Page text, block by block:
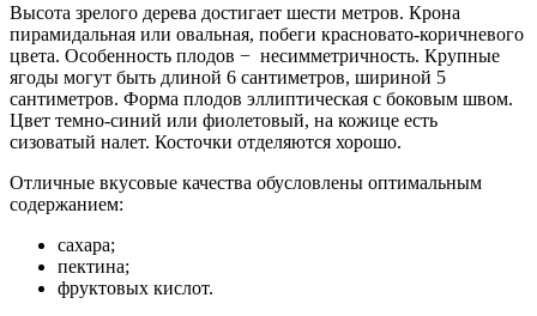
Высота зрелого дерева достигает шести метров. Крона
пирамидальная или овальная, побеги красновато-коричневого
цвета. Особенность плодов − несимметричность. Крупные
ягоды могут быть длиной 6 сантиметров, шириной 5
сантиметров. Форма плодов эллиптическая с боковым швом.
Цвет темно-синий или фиолетовый, на кожице есть
сизоватый налет. Косточки отделяются хорошо.
Отличные вкусовые качества обусловлены оптимальным
содержанием:
сахара;
пектина;
фруктовых кислот.